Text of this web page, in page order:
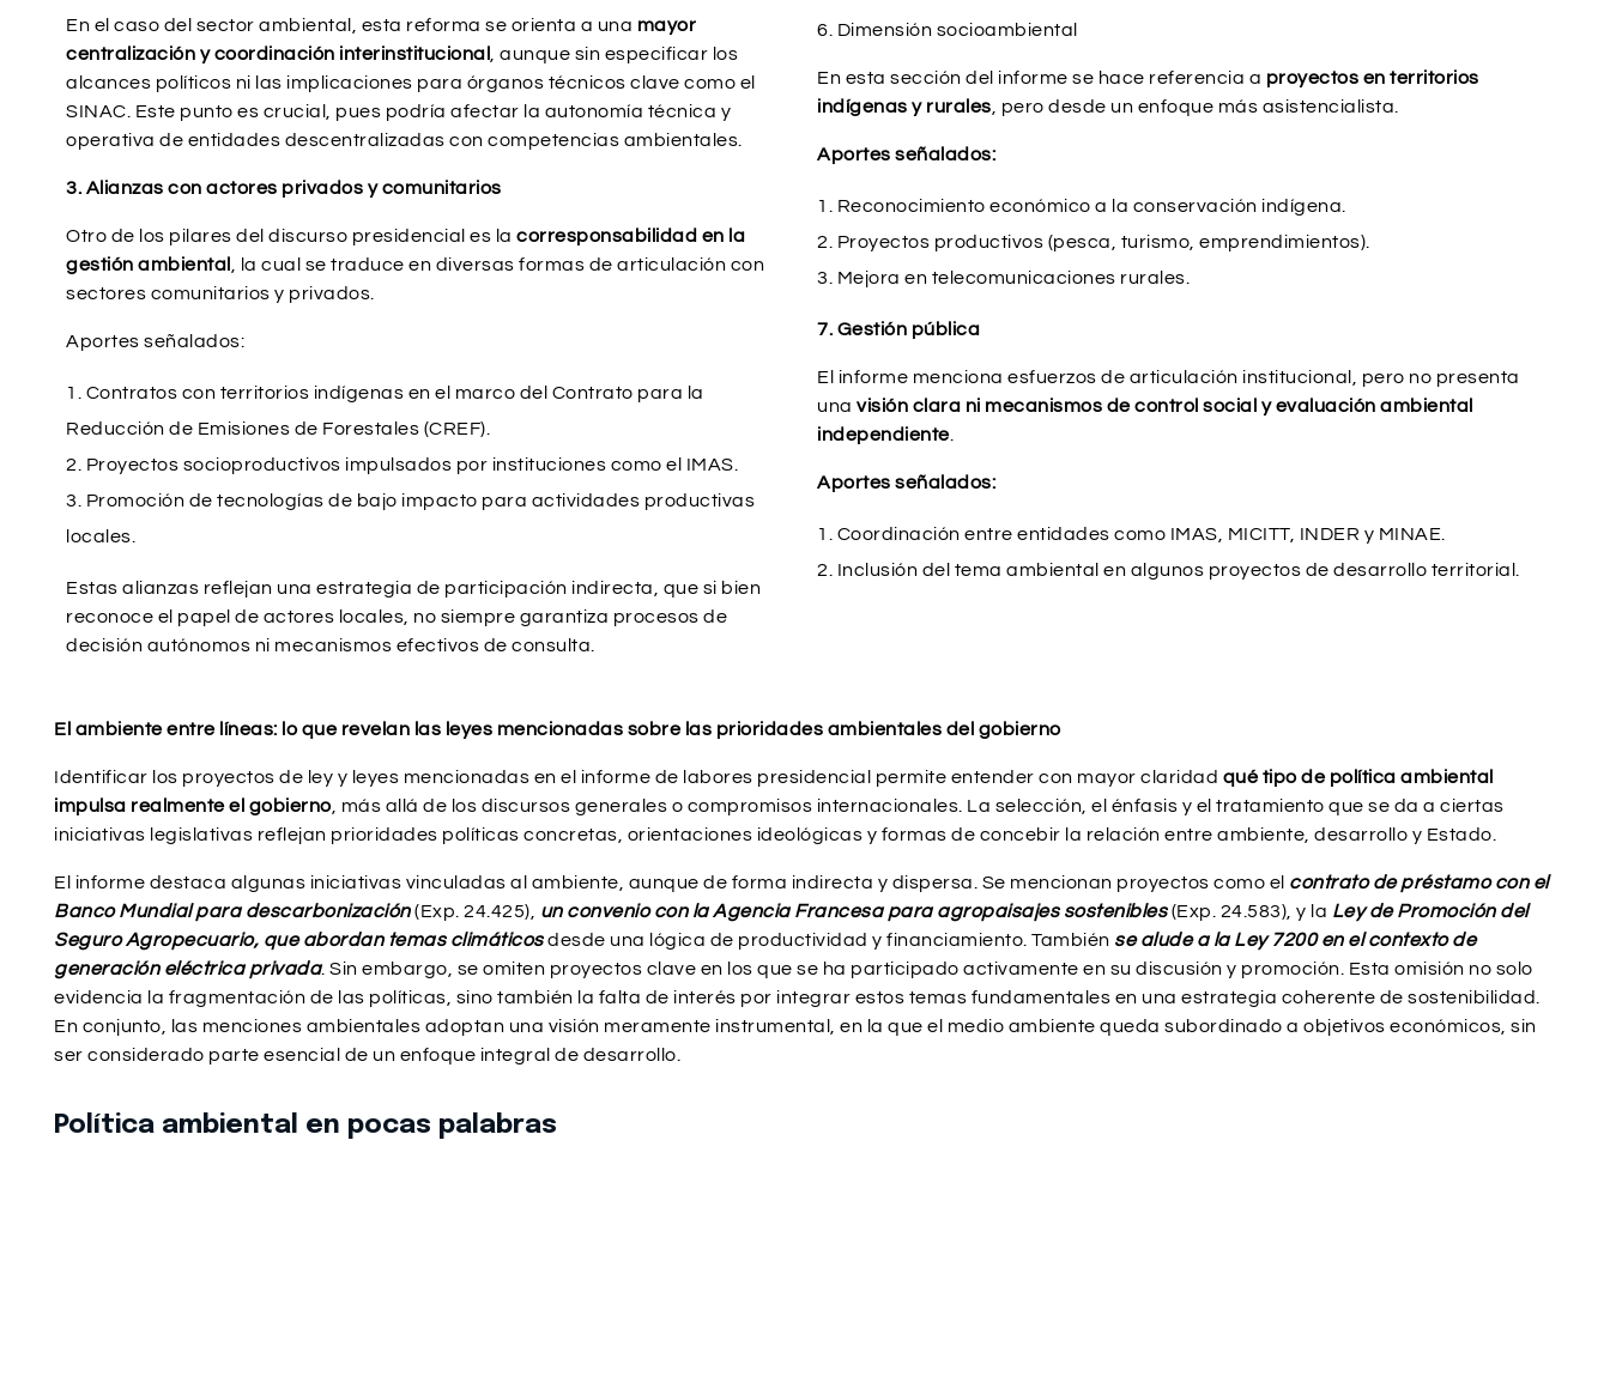
En el caso del sector ambiental, esta reforma se orienta a una mayor
centralización y coordinación interinstitucional
, aunque sin especificar los
alcances políticos ni las implicaciones para órganos técnicos clave como el
SINAC. Este punto es crucial, pues podría afectar la autonomía técnica y
operativa de entidades descentralizadas con competencias ambientales.
3. Alianzas con actores privados y comunitarios
Otro de los pilares del discurso presidencial es la corresponsabilidad en la
gestión ambiental
, la cual se traduce en diversas formas de articulación con
sectores comunitarios y privados.
Aportes señalados:
Contratos con territorios indígenas en el marco del Contrato para la
Reducción de Emisiones de Forestales (CREF).
Proyectos socioproductivos impulsados por instituciones como el IMAS.
Promoción de tecnologías de bajo impacto para actividades productivas
locales.
Estas alianzas reflejan una estrategia de participación indirecta, que si bien
reconoce el papel de actores locales, no siempre garantiza procesos de
decisión autónomos ni mecanismos efectivos de consulta.
6. Dimensión socioambiental
En esta sección del informe se hace referencia a proyectos en territorios
indígenas y rurales , pero desde un enfoque más asistencialista.
Aportes señalados:
Reconocimiento económico a la conservación indígena.
Proyectos productivos (pesca, turismo, emprendimientos).
Mejora en telecomunicaciones rurales.
7. Gestión pública
El informe menciona esfuerzos de articulación institucional, pero no presenta
una visión clara ni mecanismos de control social y evaluación ambiental
independiente.
Aportes señalados:
Coordinación entre entidades como IMAS, MICITT, INDER y MINAE.
Inclusión del tema ambiental en algunos proyectos de desarrollo territorial.
El ambiente entre líneas: lo que revelan las leyes mencionadas sobre las prioridades ambientales del gobierno
Identificar los proyectos de ley y leyes mencionadas en el informe de labores presidencial permite entender con mayor claridad qué tipo de política ambiental
impulsa realmente el gobierno, más allá de los discursos generales o compromisos internacionales. La selección, el énfasis y el tratamiento que se da a ciertas
iniciativas legislativas reflejan prioridades políticas concretas, orientaciones ideológicas y formas de concebir la relación entre ambiente, desarrollo y Estado.
El informe destaca algunas iniciativas vinculadas al ambiente, aunque de forma indirecta y dispersa. Se mencionan proyectos como el contrato de préstamo con el
Banco Mundial para descarbonización(Exp. 24.425), un convenio con la Agencia Francesa para agropaisajes sostenibles(Exp. 24.583), y la Ley de Promoción del
Seguro Agropecuario, que abordan temas climáticosdesde una lógica de productividad y financiamiento. También se alude a la Ley 7200 en el contexto de
generación eléctrica privada. Sin embargo, se omiten proyectos clave en los que se ha participado activamente en su discusión y promoción. Esta omisión no solo
evidencia la fragmentación de las políticas, sino también la falta de interés por integrar estos temas fundamentales en una estrategia coherente de sostenibilidad.
En conjunto, las menciones ambientales adoptan una visión meramente instrumental, en la que el medio ambiente queda subordinado a objetivos económicos, sin
ser considerado parte esencial de un enfoque integral de desarrollo.
Política ambiental en pocas palabras